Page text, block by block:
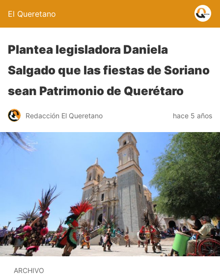
El Queretano
Plantea legisladora Daniela
Salgado que las fiestas de Soriano
sean Patrimonio de Querétaro
Redacción El Queretano hace 5 años
ARCHIVO